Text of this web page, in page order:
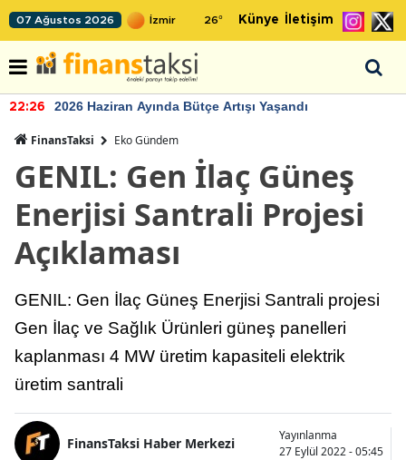
07 Ağustos 2026 26° Künye İletişim
22:26 2026 Haziran Ayında Bütçe Artışı Yaşandı
FinansTaksi Eko Gündem
GENIL: Gen İlaç Güneş
Enerjisi Santrali Projesi
Açıklaması
GENIL: Gen İlaç Güneş Enerjisi Santrali projesi
Gen İlaç ve Sağlık Ürünleri güneş panelleri
kaplanması 4 MW üretim kapasiteli elektrik
üretim santrali
FinansTaksi Haber Merkezi
Yayınlanma
27 Eylül 2022 - 05:45